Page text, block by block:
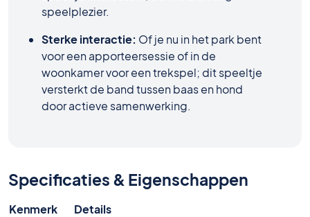
speelplezier.
Sterke interactie: Of je nu in het park bent
voor een apporteersessie of in de
woonkamer voor een trekspel; dit speeltje
versterkt de band tussen baas en hond
door actieve samenwerking.
Specificaties & Eigenschappen
Kenmerk
Details